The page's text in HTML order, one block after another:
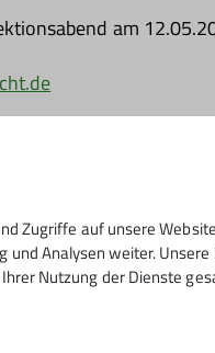
im Monat.
DAV-Kletterzentrum
am
Zugriffe auf unsere
Analysen weiter.
Nutzung der Dienste